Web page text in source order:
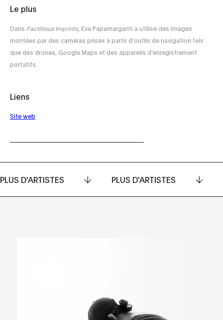
Le plus
Dans Factitious Imprints, Eva Papamargariti a utilisé des images
montées par des caméras prises à partir d'outils de navigation tels
que des drones, Google Maps et des appareils d'enregistrement
portatifs.
Liens
Site web
PLUS D'ARTISTES PLUS D'ARTISTES